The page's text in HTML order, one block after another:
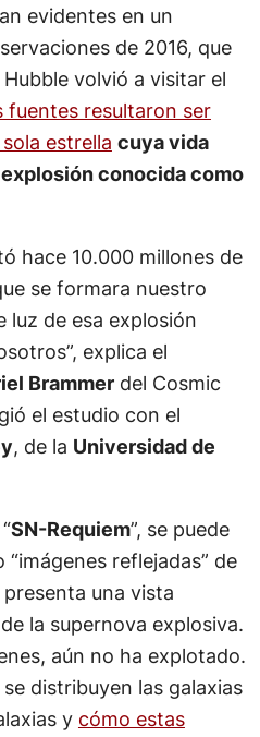
evidentes en un
de 2016, que
volvió a visitar el
fuentes resultaron ser
estrella cuya vida
conocida como
hace 10.000 millones de
se formara nuestro
luz de esa explosión
explica el
Brammerdel Cosmic
el estudio con el
, de la Universidad de
SN-Requiem”, se puede
reflejadas” de
una vista
la supernova explosiva.
aún no ha explotado.
distribuyen las galaxias
y cómo estas